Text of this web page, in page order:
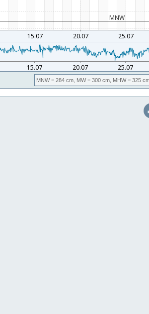
MNW= 284 cm, MW= 300 cm, MHW= 325